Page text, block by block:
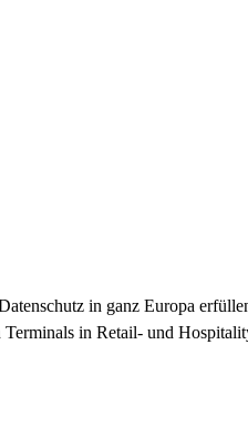
in ganz Europa
Terminals in Retail- und